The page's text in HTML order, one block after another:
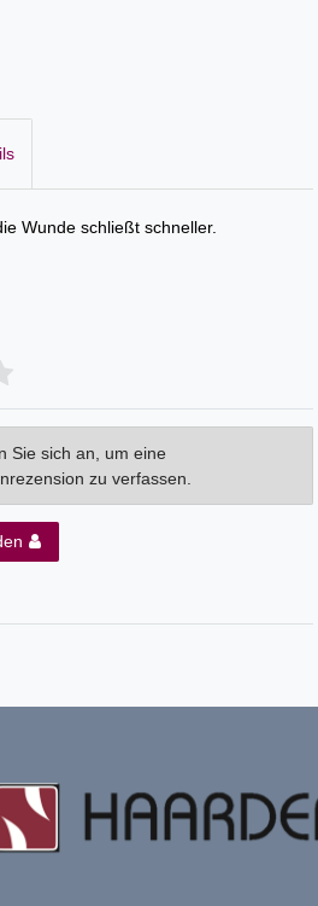
Wunde schließt schneller.
Sie sich an, um eine
zu verfassen.